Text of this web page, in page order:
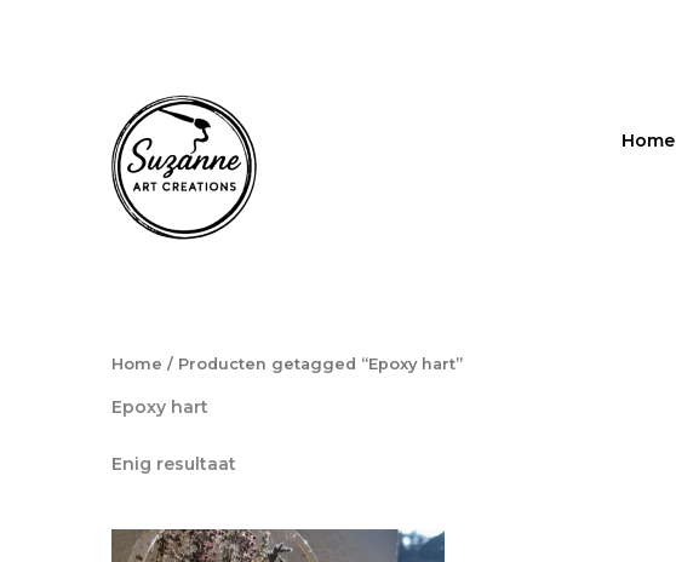
Home
Home / Producten getagged “Epoxy hart”
Epoxy hart
Enig resultaat